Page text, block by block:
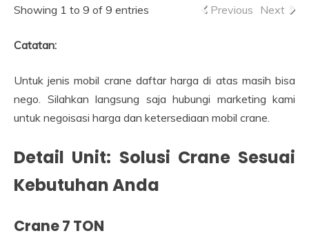
Showing 1 to 9 of 9 entries Previous Next
Catatan:
Untuk jenis mobil crane daftar harga di atas masih bisa
nego. Silahkan langsung saja hubungi marketing kami
untuk negoisasi harga dan ketersediaan mobil crane.
Detail Unit: Solusi Crane Sesuai
Kebutuhan Anda
Crane 7 TON